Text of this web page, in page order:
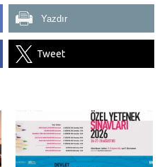
Yazdır
Tweet